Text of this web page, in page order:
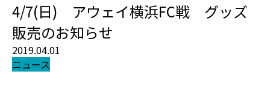
4/7(日) アウェイ横浜FC戦 グッズ
販売のお知らせ
2019.04.01
ニュース